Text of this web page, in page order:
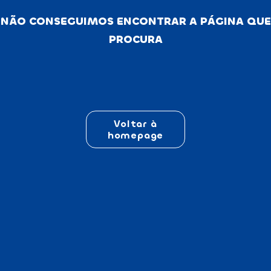
NÃO CONSEGUIMOS ENCONTRAR A PÁGINA QUE
PROCURA
Voltar à
homepage